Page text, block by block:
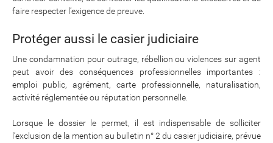
faire respecter l’exigence de preuve.
Protéger aussi le casier judiciaire
Une condamnation pour outrage, rébellion ou violences sur agent
peut avoir des conséquences professionnelles importantes :
emploi public, agrément, carte professionnelle, naturalisation,
activité réglementée ou réputation personnelle.
Lorsque le dossier le permet, il est indispensable de solliciter
l’exclusion de la mention au bulletin n° 2 du casier judiciaire, prévue